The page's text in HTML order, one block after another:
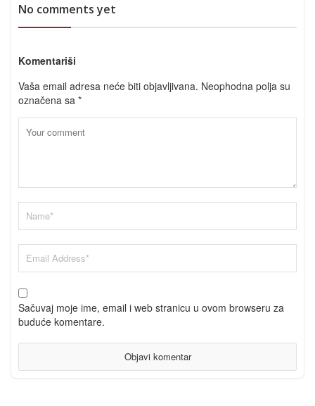
No comments yet
Komentariši
Vaša email adresa neće biti objavljivana. Neophodna polja su
označena sa *
Sačuvaj moje ime, email i web stranicu u ovom browseru za
buduće komentare.